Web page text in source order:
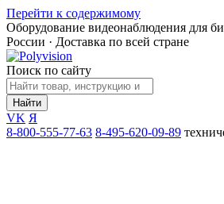
Перейти к содержимому
Оборудование видеонаблюдения для
России · Доставка по всей стране
Поиск по сайту
Найти
VK Я
8-800-555-77-63 8-495-620-09-89